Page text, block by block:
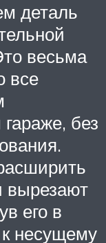
деталь
весьма
все
без
вырезают
его в
несущему